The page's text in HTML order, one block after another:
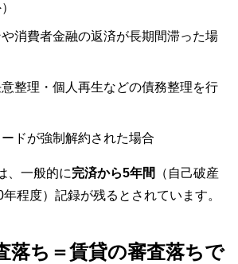
消費者金融の返済が長期間滞った場
整理・個人再生などの債務整理を行
ドが強制解約された場合
、一般的に完済から5年間
（自己破産
程度）記録が残るとされています。
落ち＝賃貸の審査落ちで